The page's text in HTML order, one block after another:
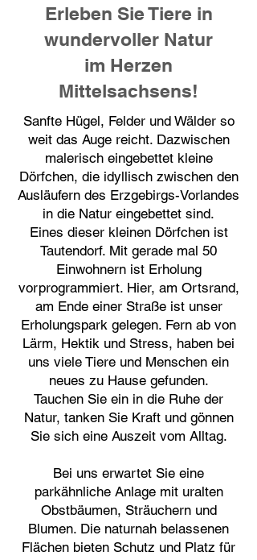
Erleben Sie Tiere in
wundervoller Natur
im Herzen
Mittelsachsens!
Sanfte Hügel, Felder und Wälder so
weit das Auge reicht. Dazwischen
malerisch eingebettet kleine
Dörfchen, die idyllisch zwischen den
Ausläufern des Erzgebirgs-Vorlandes
in die Natur eingebettet sind.
Eines dieser kleinen Dörfchen ist
Tautendorf. Mit gerade mal 50
Einwohnern ist Erholung
vorprogrammiert. Hier, am Ortsrand,
am Ende einer Straße ist unser
Erholungspark gelegen. Fern ab von
Lärm, Hektik und Stress, haben bei
uns viele Tiere und Menschen ein
neues zu Hause gefunden.
Tauchen Sie ein in die Ruhe der
Natur, tanken Sie Kraft und gönnen
Sie sich eine Auszeit vom Alltag.
Bei uns erwartet Sie eine
parkähnliche Anlage mit uralten
Obstbäumen, Sträuchern und
Blumen. Die naturnah belassenen
Flächen bieten Schutz und Platz für